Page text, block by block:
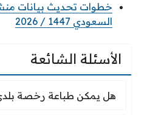
خطوات تحديث بيانات
السعودي 1447 / 2026
الأسئلة الشائعة
هل يمكن طباعة رخصة
هل يمكن طباعة رخصة